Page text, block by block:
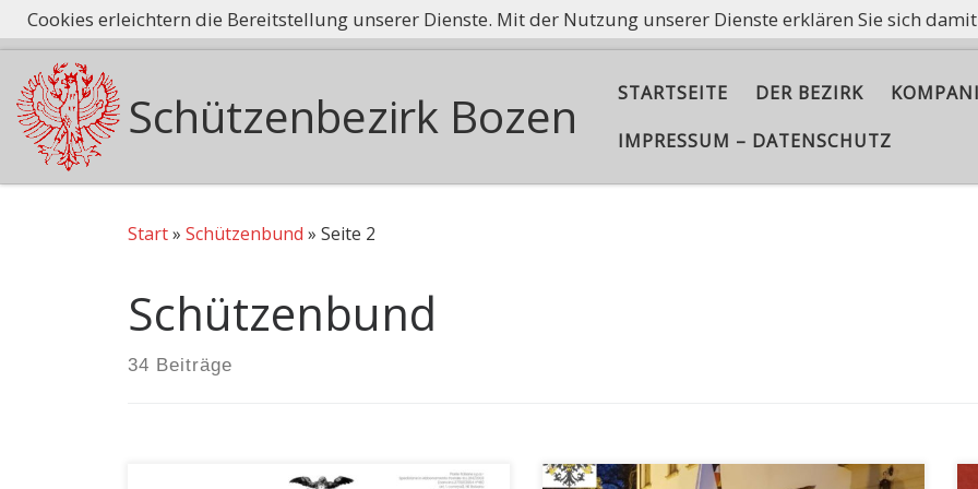
Zum Inhalt springen Tradition heißt nicht, Asche aufzubewahren, sondern die Flamme am
Schützenbezirk Bozen STARTSEITE DER BEZIRK
IMPRESSUM – DATENSCHUTZ
Start» Schützenbund » Seite 2
Schützenbund
34 Beiträge
Cookies erleichtern die Bereitstellung unserer Dienste. Mit der Nutzung unserer Dienste erklären Sie sich